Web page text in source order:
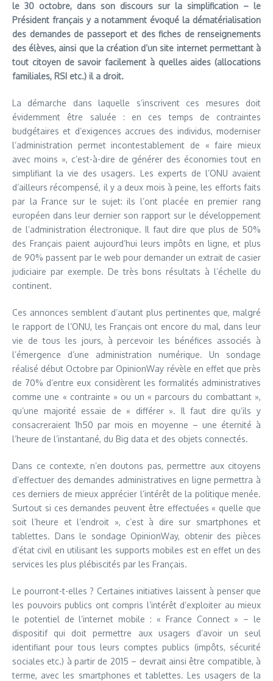
le 30 octobre, dans son discours sur la simplification – le
Président français y a notamment évoqué la dématérialisation
des demandes de passeport et des fiches de renseignements
des élèves, ainsi que la création d’un site internet permettant à
tout citoyen de savoir facilement à quelles aides (allocations
familiales, RSI etc.) il a droit.
La démarche dans laquelle s’inscrivent ces mesures doit
évidemment être saluée : en ces temps de contraintes
budgétaires et d’exigences accrues des individus, moderniser
l’administration permet incontestablement de « faire mieux
avec moins », c’est-à-dire de générer des économies tout en
simplifiant la vie des usagers. Les experts de l’ONU avaient
d’ailleurs récompensé, il y a deux mois à peine, les efforts faits
par la France sur le sujet: ils l’ont placée en premier rang
européen dans leur dernier son rapport sur le développement
de l’administration électronique. Il faut dire que plus de 50%
des Français paient aujourd’hui leurs impôts en ligne, et plus
de 90% passent par le web pour demander un extrait de casier
judiciaire par exemple. De très bons résultats à l’échelle du
continent.
Ces annonces semblent d’autant plus pertinentes que, malgré
le rapport de l’ONU, les Français ont encore du mal, dans leur
vie de tous les jours, à percevoir les bénéfices associés à
l’émergence d’une administration numérique. Un sondage
réalisé début Octobre par OpinionWay révèle en effet que près
de 70% d’entre eux considèrent les formalités administratives
comme une « contrainte » ou un « parcours du combattant »,
qu’une majorité essaie de « différer ». Il faut dire qu’ils y
consacreraient 1h50 par mois en moyenne – une éternité à
l’heure de l’instantané, du Big data et des objets connectés.
Dans ce contexte, n’en doutons pas, permettre aux citoyens
d’effectuer des demandes administratives en ligne permettra à
ces derniers de mieux apprécier l’intérêt de la politique menée.
Surtout si ces demandes peuvent être effectuées « quelle que
soit l’heure et l’endroit », c’est à dire sur smartphones et
tablettes. Dans le sondage OpinionWay, obtenir des pièces
d’état civil en utilisant les supports mobiles est en effet un des
services les plus plébiscités par les Français.
Le pourront-t-elles ? Certaines initiatives laissent à penser que
les pouvoirs publics ont compris l’intérêt d’exploiter au mieux
le potentiel de l’internet mobile : « France Connect » – le
dispositif qui doit permettre aux usagers d’avoir un seul
identifiant pour tous leurs comptes publics (impôts, sécurité
sociales etc.) à partir de 2015 – devrait ainsi être compatible, à
terme, avec les smartphones et tablettes. Les usagers de la